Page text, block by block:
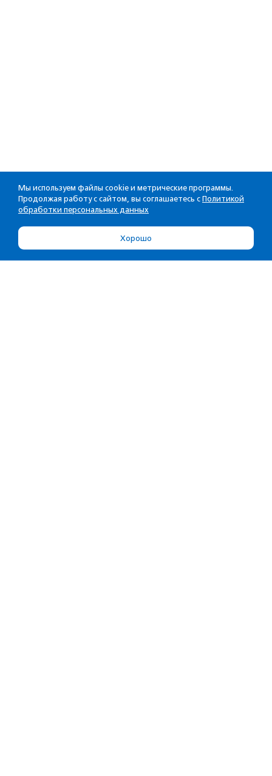
Мы используем файлы cookie и метрические программы.
Продолжая работу с сайтом, вы соглашаетесь с Политикой
обработки персональных данных
Хорошо